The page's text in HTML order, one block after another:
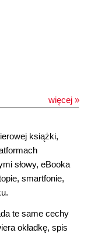
więcej »
książki,
słowy, eBooka
smartfonie,
te same cechy
okładkę, spis